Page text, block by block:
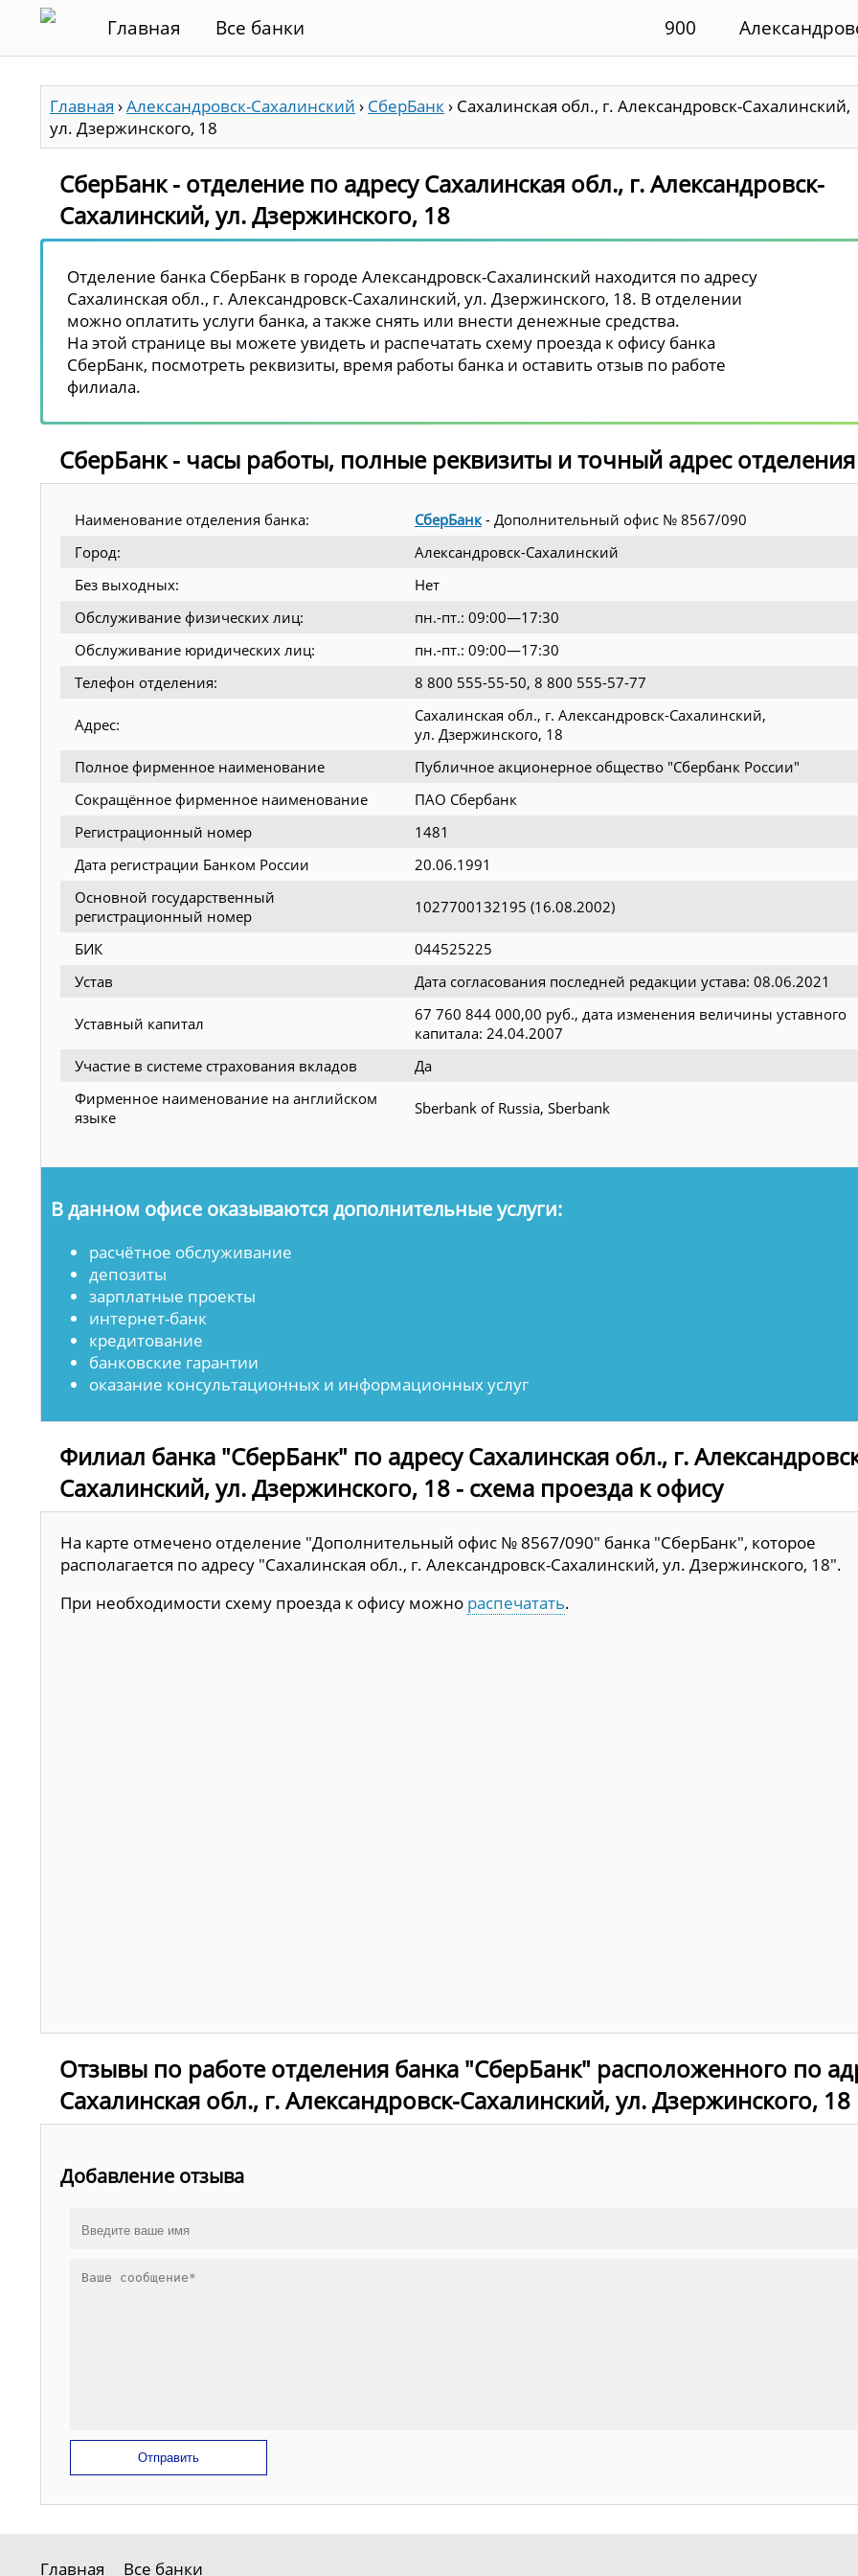
Главная Все банки 900
Главная ›Александровск-Сахалинский › СберБанк› Сахалинская обл., г. Александровск-Сахалинский,
ул. Дзержинского, 18
СберБанк - отделение по адресу Сахалинская обл., г. Александровск-
Сахалинский, ул. Дзержинского, 18
Отделение банка СберБанк в городе Александровск-Сахалинский находится по адресу
Сахалинская обл., г. Александровск-Сахалинский, ул. Дзержинского, 18. В отделении
можно оплатить услуги банка, а также снять или внести денежные средства.
На этой странице вы можете увидеть и распечатать схему проезда к офису банка
СберБанк, посмотреть реквизиты, время работы банка и оставить отзыв по работе
филиала.
СберБанк - часы работы, полные реквизиты и точный адрес отделения
Наименование отделения банка: СберБанк - Дополнительный офис № 8567/090
Город:
Александровск-Сахалинский
Без выходных:
Нет
Обслуживание физических лиц:
пн.-пт.: 09:00—17:30
Обслуживание юридических лиц:
пн.-пт.: 09:00—17:30
Телефон отделения:
8 800 555-55-50, 8 800 555-57-77
Адрес:
Сахалинская обл., г. Александровск-Сахалинский,
ул. Дзержинского, 18
Полное фирменное наименование
Публичное акционерное общество "Сбербанк России"
Сокращённое фирменное наименование
ПАО Сбербанк
Регистрационный номер
1481
Дата регистрации Банком России
20.06.1991
Основной государственный
регистрационный номер
1027700132195 (16.08.2002)
БИК
044525225
Устав
Дата согласования последней редакции устава: 08.06.2021
Уставный капитал
67 760 844 000,00 руб., дата изменения величины уставного
капитала: 24.04.2007
Участие в системе страхования вкладов
Да
Фирменное наименование на английском
языке
Sberbank of Russia, Sberbank
В данном офисе оказываются дополнительные услуги:
расчётное обслуживание
депозиты
зарплатные проекты
интернет-банк
кредитование
банковские гарантии
оказание консультационных и информационных услуг
Филиал банка "СберБанк" по адресу Сахалинская обл., г.
Сахалинский, ул. Дзержинского, 18 - схема проезда к офису
На карте отмечено отделение "Дополнительный офис № 8567/090" банка "СберБанк", которое
располагается по адресу "Сахалинская обл., г. Александровск-Сахалинский, ул. Дзержинского, 18".
При необходимости схему проезда к офису можно распечатать.
Отзывы по работе отделения банка "СберБанк" расположенного по
Сахалинская обл., г. Александровск-Сахалинский, ул. Дзержинского, 18
Добавление отзыва
Отправить
Главная Все банки